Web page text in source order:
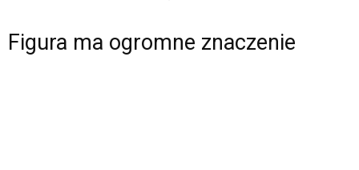
Figura ma ogromne znaczenie